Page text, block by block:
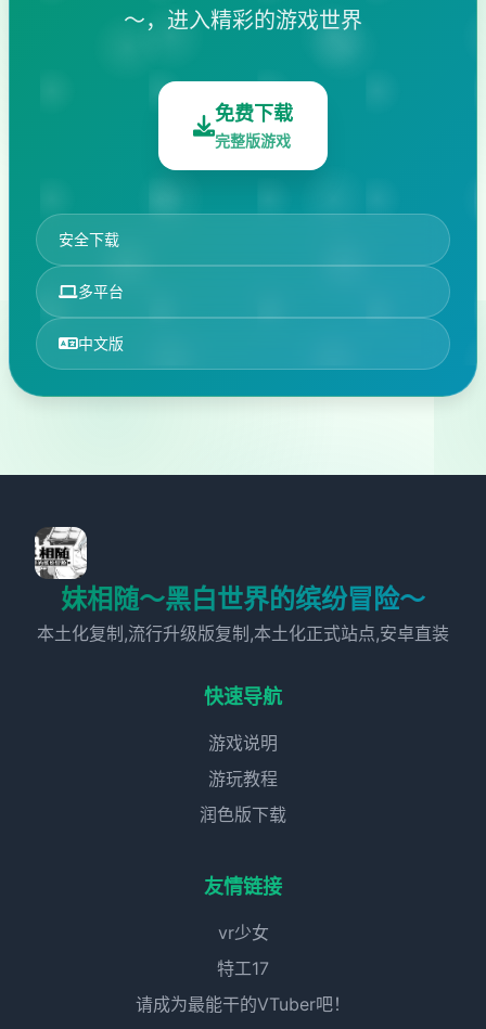
～，进入精彩的游戏世界
免费下载
完整版游戏
安全下载
多平台
中文版
妹相随～黑白世界的缤纷冒险～
本土化复制,流行升级版复制,本土化正式站点,安卓直装
快速导航
游戏说明
游玩教程
润色版下载
友情链接
vr少女
特工17
请成为最能干的VTuber吧！